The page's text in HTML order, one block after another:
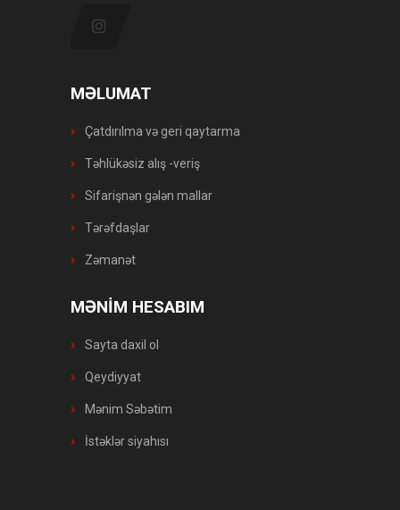
MƏLUMAT
Çatdırılma və geri qaytarma
Təhlükəsiz alış -veriş
Sifarişnən gələn mallar
Tərəfdaşlar
Zəmanət
MƏNİM HESABIM
Sayta daxil ol
Qeydiyyat
Mənim Səbətim
İstəklər siyahısı